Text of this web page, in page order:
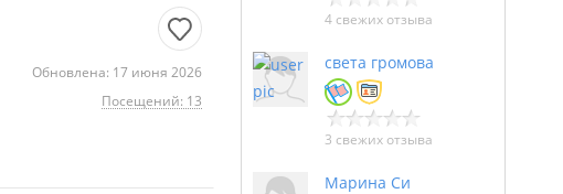
Обновлена: 17 июня 2026
Посещений: 13
4 свежих отзыва
света громова
3 свежих отзыва
Марина Си